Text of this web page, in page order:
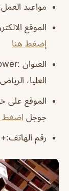
مواعيد
الموقع
إضغط هنا
العليا، الرياض 12214، المملكة العربية السعودية
الموقع على
جوجل اضغط
رقم الهاتف:+966114667071